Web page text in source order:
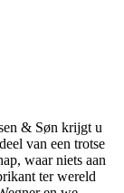
& Søn krijgt u
van een trotse
waar niets aan
ter wereld